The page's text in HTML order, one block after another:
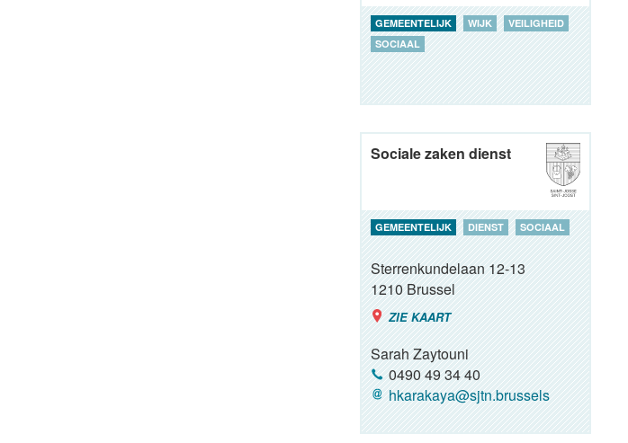
GEMEENTELIJK WIJK
VEILIGHEID
SOCIAAL
Sociale zaken dienst
GEMEENTELIJK DIENST SOCIAAL
Sterrenkundelaan 12-13
1210Brussel
ZIE KAART
Sarah Zaytouni
0490 49 34 40
hkarakaya@sjtn.brussels